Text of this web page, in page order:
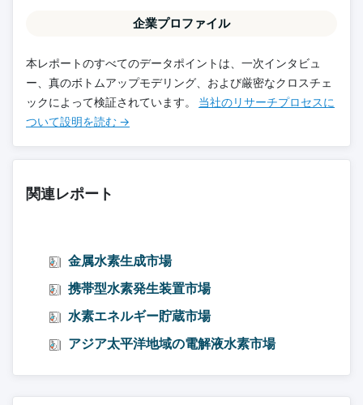
企業プロファイル
本レポートのすべてのデータポイントは、一次インタビュ
ー、真のボトムアップモデリング、および厳密なクロスチェ
ックによって検証されています。 当社のリサーチプロセスに
ついて設明を読む →
関連レポート
金属水素生成市場
携帯型水素発生装置市場
水素エネルギー貯蔵市場
アジア太平洋地域の電解液水素市場